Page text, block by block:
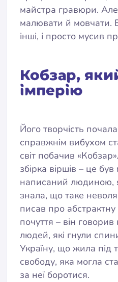
майстра гравюри. Але
малювати й мовчати.
інші, і просто мусив
Кобзар,
імперію
Його творчість
справжнім вибухом
світ побачив
збірка віршів – це
написаний людиною,
знала, що таке
писав про
почуття – він
людей, які гнули
Україну, що жила під
свободу, яка могла
за неї боротися.